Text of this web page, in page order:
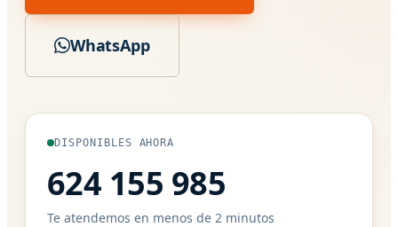
WhatsApp
DISPONIBLES AHORA
624 155 985
Te atendemos en menos de 2 minutos